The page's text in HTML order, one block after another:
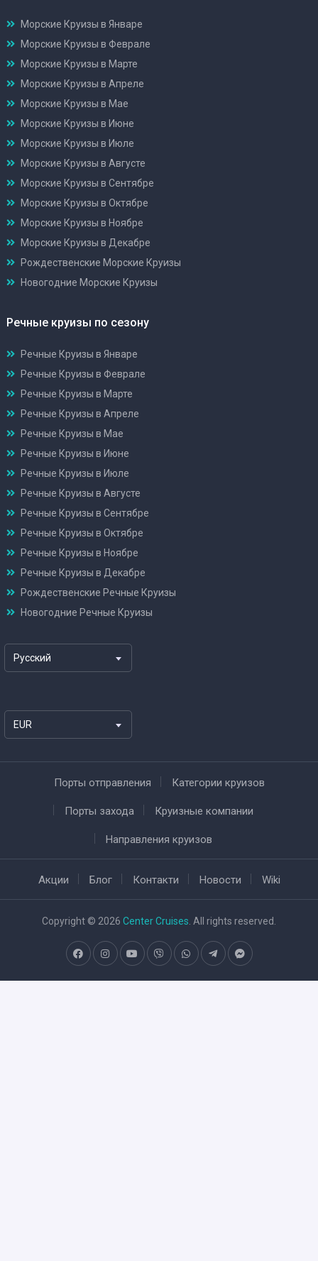
Морские Круизы в Январе
Морские Круизы в Феврале
Морские Круизы в Марте
Морские Круизы в Апреле
Морские Круизы в Мае
Морские Круизы в Июне
Морские Круизы в Июле
Морские Круизы в Августе
Морские Круизы в Сентябре
Морские Круизы в Октябре
Морские Круизы в Ноябре
Морские Круизы в Декабре
Рождественские Морские Круизы
Новогодние Морские Круизы
Речные круизы по сезону
Речные Круизы в Январе
Речные Круизы в Феврале
Речные Круизы в Марте
Речные Круизы в Апреле
Речные Круизы в Мае
Речные Круизы в Июне
Речные Круизы в Июле
Речные Круизы в Августе
Речные Круизы в Сентябре
Речные Круизы в Октябре
Речные Круизы в Ноябре
Речные Круизы в Декабре
Рождественские Речные Круизы
Новогодние Речные Круизы
Русский
EUR
Порты отправления Категории круизов
Порты захода Круизные компании
Направления круизов
Акции Блог Контакти Новости Wiki
Copyright © 2026 Center Cruises . All rights reserved.